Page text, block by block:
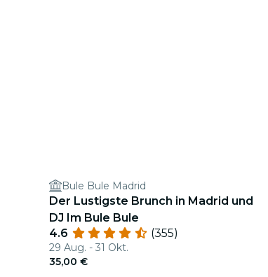
Bule Bule Madrid
Der Lustigste Brunch in Madrid und
DJ Im Bule Bule
4.6
(355)
29 Aug. - 31 Okt.
35,00 €